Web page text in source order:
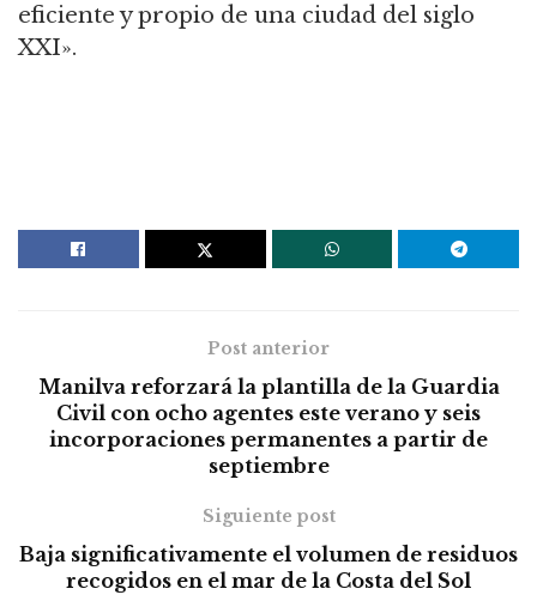
eficiente y propio de una ciudad del siglo
XXI».
Post anterior
Manilva reforzará la plantilla de la Guardia
Civil con ocho agentes este verano y seis
incorporaciones permanentes a partir de
septiembre
Siguiente post
Baja significativamente el volumen de residuos
recogidos en el mar de la Costa del Sol